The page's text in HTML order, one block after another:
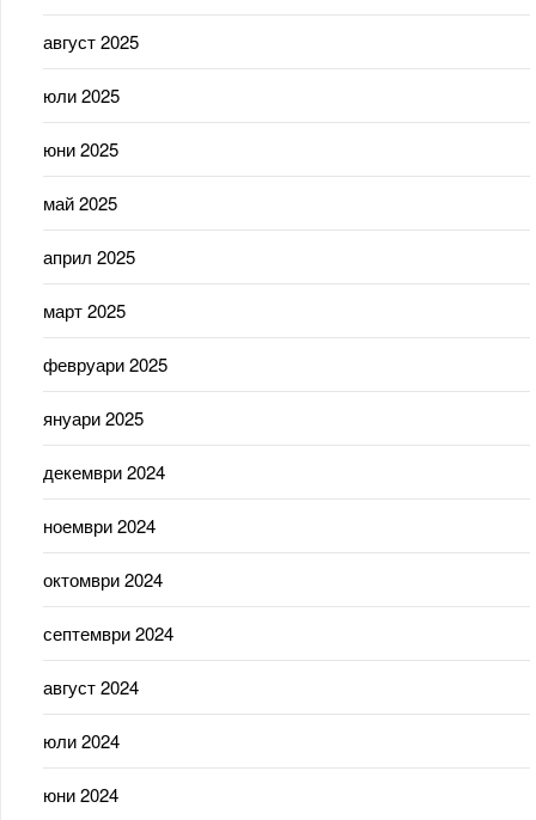
август 2025
юли 2025
юни 2025
май 2025
април 2025
март 2025
февруари 2025
януари 2025
декември 2024
ноември 2024
октомври 2024
септември 2024
август 2024
юли 2024
юни 2024